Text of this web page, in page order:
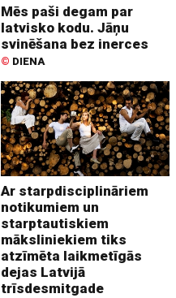
Mēs paši degam par
latvisko kodu. Jāņu
svinēšana bez inerces
© DIENA
Ar starpdisciplināriem
notikumiem un
starptautiskiem
māksliniekiem tiks
atzīmēta laikmetīgās
dejas Latvijā
trīsdesmitgade